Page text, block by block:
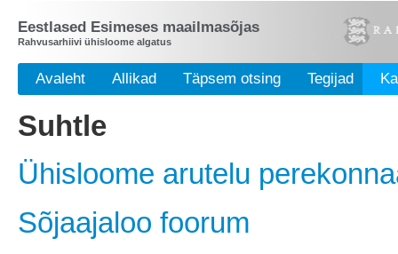
Eestlased Esimeses maailmasõjas
Rahvusarhiivi ühisloome algatus
Avaleht Allikad Täpsem otsing Tegijad
Suhtle
Ühisloome arutelu
Sõjaajaloo foorum